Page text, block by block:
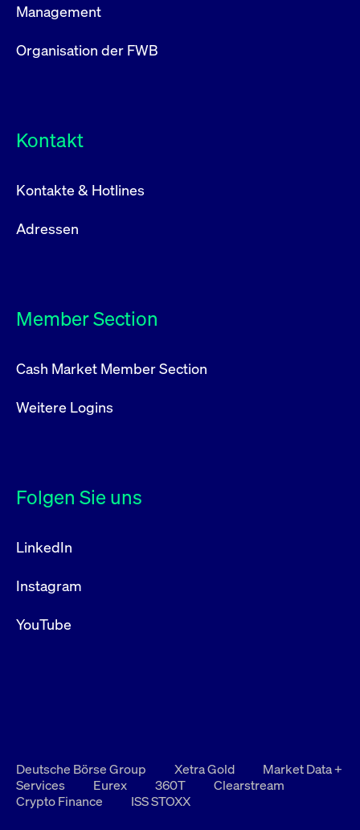
Management
Organisation der FWB
Kontakt
Kontakte & Hotlines
Adressen
Member Section
Cash Market Member Section
Weitere Logins
Folgen Sie uns
LinkedIn
Instagram
YouTube
Deutsche Börse Group Xetra Gold
Market Data +
Services
Eurex 360T
Clearstream
Crypto Finance
ISS STOXX